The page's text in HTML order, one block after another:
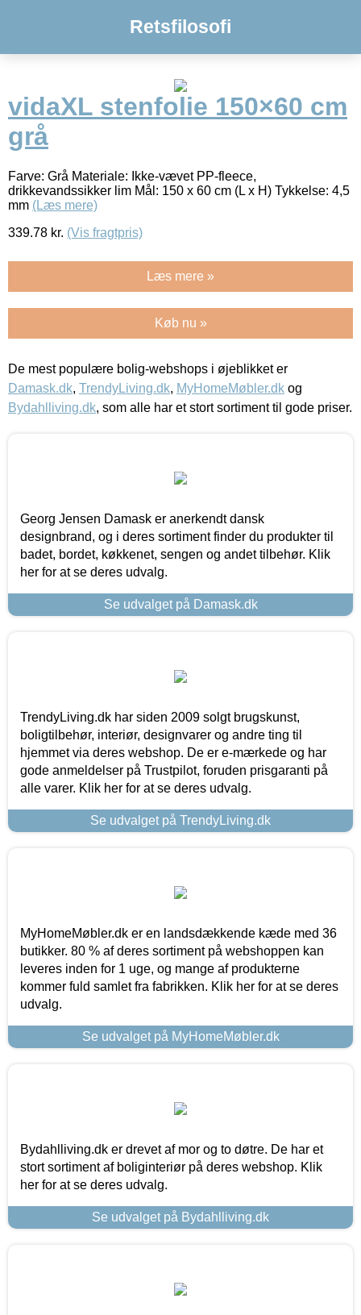
Retsfilosofi
vidaXL stenfolie 150×60 cm
grå
Farve: Grå Materiale: Ikke-vævet PP-fleece,
drikkevandssikker lim Mål: 150 x 60 cm (L x H) Tykkelse: 4,5
mm (Læs mere)
339.78 kr. (Vis fragtpris)
Læs mere »
Køb nu »
De mest populære bolig-webshops i øjeblikket er
Damask.dk, TrendyLiving.dk, MyHomeMøbler.dk og
Bydahlliving.dk, som alle har et stort sortiment til gode priser.
Georg Jensen Damask er anerkendt dansk
designbrand, og i deres sortiment finder du produkter til
badet, bordet, køkkenet, sengen og andet tilbehør. Klik
her for at se deres udvalg.
Se udvalget på Damask.dk
TrendyLiving.dk har siden 2009 solgt brugskunst,
boligtilbehør, interiør, designvarer og andre ting til
hjemmet via deres webshop. De er e-mærkede og har
gode anmeldelser på Trustpilot, foruden prisgaranti på
alle varer. Klik her for at se deres udvalg.
Se udvalget på TrendyLiving.dk
MyHomeMøbler.dk er en landsdækkende kæde med 36
butikker. 80 % af deres sortiment på webshoppen kan
leveres inden for 1 uge, og mange af produkterne
kommer fuld samlet fra fabrikken. Klik her for at se deres
udvalg.
Se udvalget på MyHomeMøbler.dk
Bydahlliving.dk er drevet af mor og to døtre. De har et
stort sortiment af boliginteriør på deres webshop. Klik
her for at se deres udvalg.
Se udvalget på Bydahlliving.dk